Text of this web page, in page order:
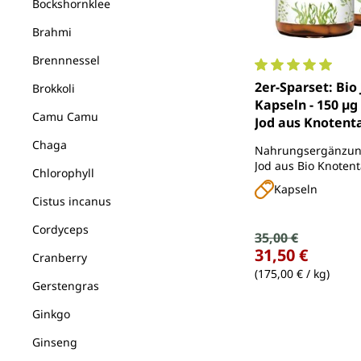
Bockshornklee
Brahmi
Brennnessel
Brokkoli
Camu Camu
Chaga
Chlorophyll
Cistus incanus
Cordyceps
Cranberry
Gerstengras
Ginkgo
Ginseng
2er-Sparset: Bio
Kapseln - 150
Jod aus
Kapseln
Jod aus Bio
Braunalge
Kapseln
Verkaufspreis:
Regulärer Preis:
35,00 €
31,50 €
(175,00 € / kg)